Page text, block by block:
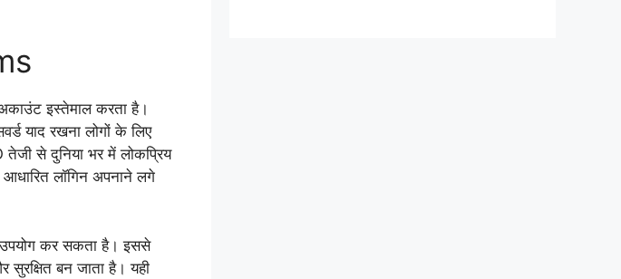
इस्तेमाल करता है।
याद रखना लोगों के लिए
से दुनिया भर में लोकप्रिय
लॉगिन अपनाने लगे
कर सकता है। इससे
बन जाता है। यही